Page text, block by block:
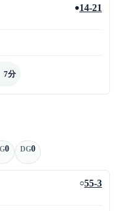
●14-21
7分
0 DG0
○55-3